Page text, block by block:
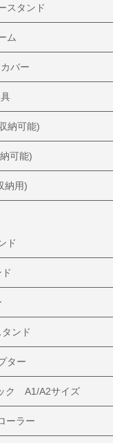
スタンド
ム
バー
納可能)
可能)
納用)
ド
ンド
ター
ク A1/A2サイズ
ーラー